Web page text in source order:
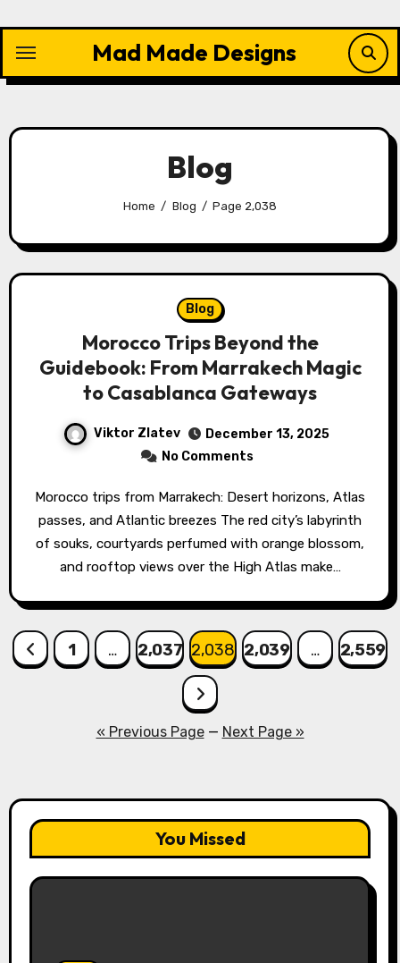
content
Mad Made Designs
Blog
Home Blog Page 2,038
Blog
Morocco Trips Beyond the
Guidebook: From Marrakech Magic
to Casablanca Gateways
Viktor Zlatev
December 13, 2025
No Comments
Morocco trips from Marrakech: Desert horizons, Atlas
passes, and Atlantic breezes The red city’s labyrinth
of souks, courtyards perfumed with orange blossom,
and rooftop views over the High Atlas make…
Posts
1 … 2,037 2,038 2,039 … 2,559
« Previous Page— Next Page »
You Missed